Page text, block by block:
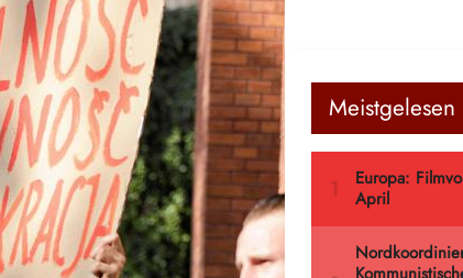
Meistgelesen